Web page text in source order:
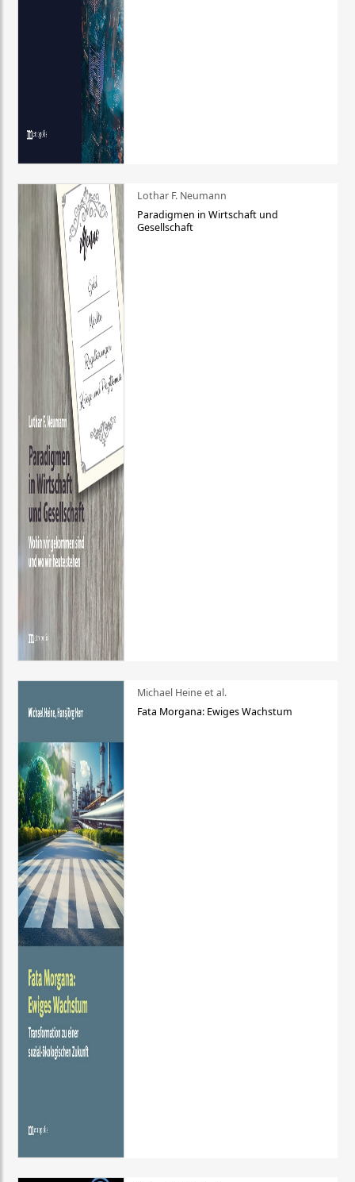
Lothar F. Neumann
Paradigmen in Wirtschaft und
Gesellschaft
Michael Heine et al.
Fata Morgana: Ewiges Wachstum